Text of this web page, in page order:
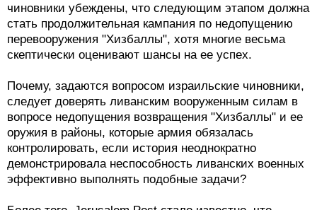
чиновники убеждены, что следующим этапом должна
стать продолжительная кампания по недопущению
перевооружения "Хизбаллы", хотя многие весьма
скептически оценивают шансы на ее успех.
Почему, задаются вопросом израильские чиновники,
следует доверять ливанским вооруженным силам в
вопросе недопущения возвращения "Хизбаллы" и ее
оружия в районы, которые армия обязалась
контролировать, если история неоднократно
демонстрировала неспособность ливанских военных
эффективно выполнять подобные задачи?